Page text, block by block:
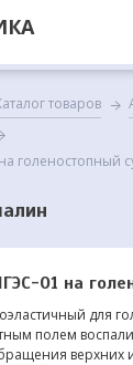
товаров
голеностопный
01 на
для
полем
верхних